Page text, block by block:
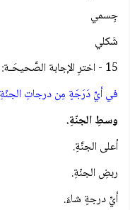
جِسمي
شَكلي
15 - اخترِ الإجابة الصَّحيحَـة:
في أيِّ دَرَجَةٍ مِن درجاتِ
وسطِ الجنّةِ.
أعلى الجنَّةِ.
ربضِ الجنّةِ.
أيِّ درجةٍ شاءَ.